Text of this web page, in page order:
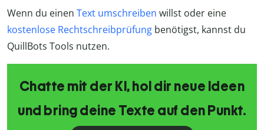
Wenn du einen Text umschreiben willst oder eine
kostenlose Rechtschreibprüfung benötigst, kannst du
QuillBots Tools nutzen.
Chatte mit der KI, hol dir neue Ideen
und bring deine Texte auf den Punkt.